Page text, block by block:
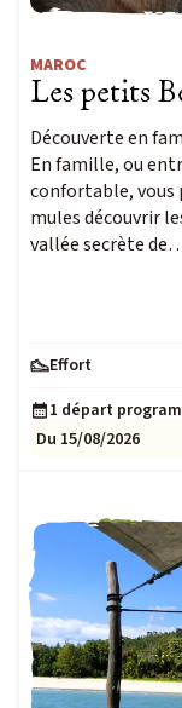
MAROC
Les petits
Découverte en
En famille, ou
confortable, vous
mules découvrir
vallée secrète
Effort
Niveau : 1
1 départ
Du 15/08/2026